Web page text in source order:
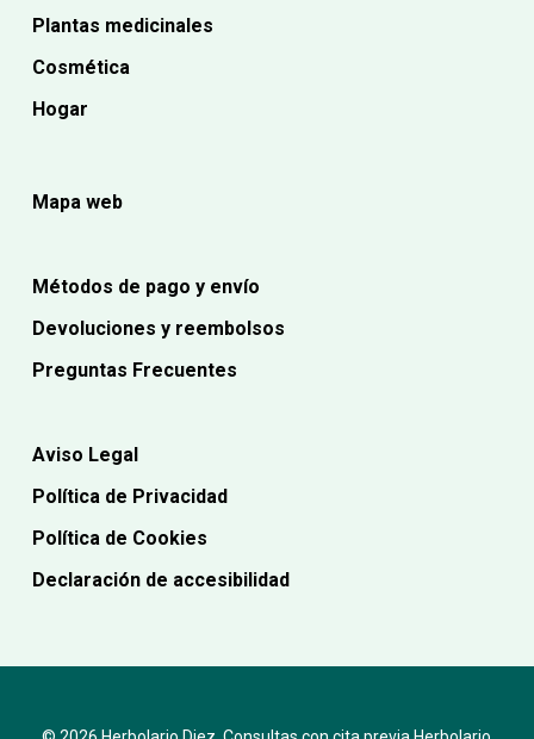
Plantas medicinales
Cosmética
Hogar
Mapa web
Métodos de pago y envío
Devoluciones y reembolsos
Preguntas Frecuentes
Aviso Legal
Política de Privacidad
Política de Cookies
Declaración de accesibilidad